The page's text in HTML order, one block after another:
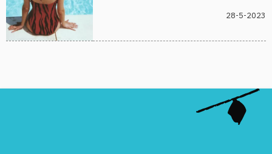
28-5-2023